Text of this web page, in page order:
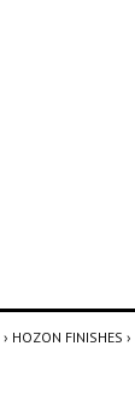
› HOZON FINISHES ›